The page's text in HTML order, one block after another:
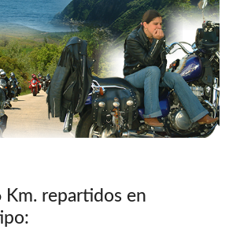
Km. repartidos en